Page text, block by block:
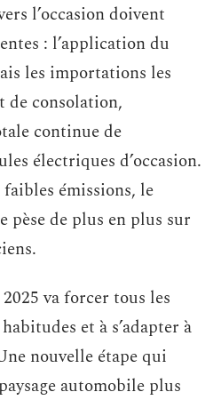
l’occasion doivent
: l’application du
les importations les
de consolation,
continue de
électriques d’occasion.
émissions, le
pèse de plus en plus sur
va forcer tous les
et à s’adapter à
nouvelle étape qui
automobile plus